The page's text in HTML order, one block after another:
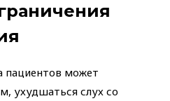
пациентов может
ухудшаться слух со